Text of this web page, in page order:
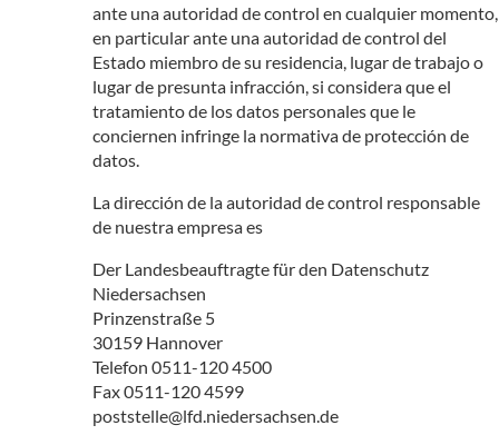
ante una autoridad de control en cualquier momento,
en particular ante una autoridad de control del
Estado miembro de su residencia, lugar de trabajo o
lugar de presunta infracción, si considera que el
tratamiento de los datos personales que le
conciernen infringe la normativa de protección de
datos.
La dirección de la autoridad de control responsable
de nuestra empresa es
Der Landesbeauftragte für den Datenschutz
Niedersachsen
Prinzenstraße 5
30159 Hannover
Telefon 0511-120 4500
Fax 0511-120 4599
poststelle@lfd.niedersachsen.de